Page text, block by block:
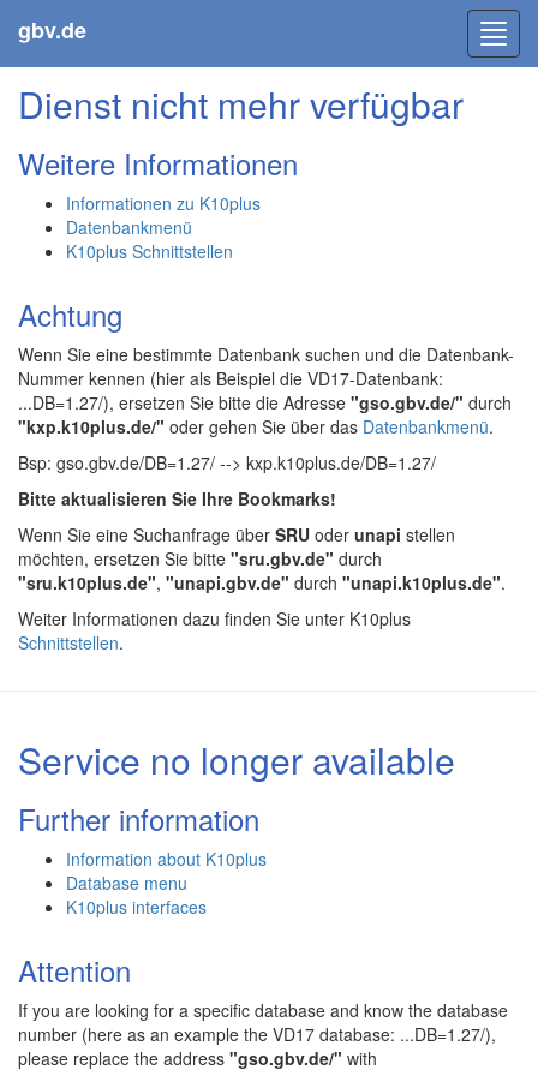
gbv.de
Dienst nicht mehr verfügbar
Weitere Informationen
Informationen zu K10plus
Datenbankmenü
K10plus Schnittstellen
Achtung
Wenn Sie eine bestimmte Datenbank suchen und die Datenbank-
Nummer kennen (hier als Beispiel die VD17-Datenbank:
...DB=1.27/), ersetzen Sie bitte die Adresse "gso.gbv.de/" durch
"kxp.k10plus.de/" oder gehen Sie über das Datenbankmenü.
Bsp: gso.gbv.de/DB=1.27/ --> kxp.k10plus.de/DB=1.27/
Bitte aktualisieren Sie Ihre Bookmarks!
Wenn Sie eine Suchanfrage über SRU oder unapi stellen
möchten, ersetzen Sie bitte "sru.gbv.de" durch
"sru.k10plus.de", "unapi.gbv.de" durch "unapi.k10plus.de".
Weiter Informationen dazu finden Sie unter K10plus
Schnittstellen.
Service no longer available
Further information
Information about K10plus
Database menu
K10plus interfaces
Attention
If you are looking for a specific database and know the database
number (here as an example the VD17 database: ...DB=1.27/),
please replace the address "gso.gbv.de/" with